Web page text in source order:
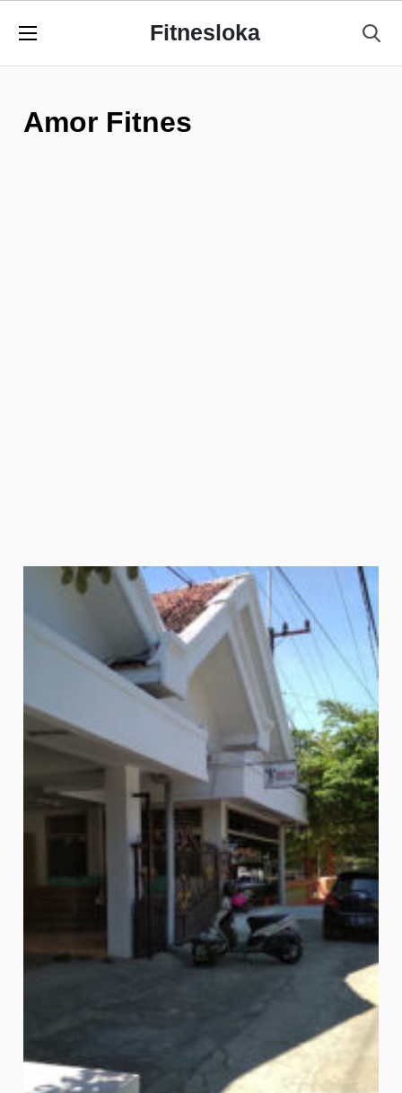
Fitnesloka
Amor Fitnes